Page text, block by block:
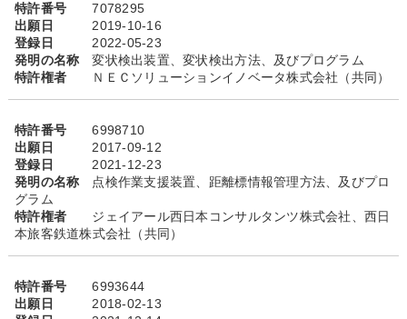
特許番号
7078295
出願日
2019-10-16
登録日
2022-05-23
発明の名称
変状検出装置、変状検出方法、及びプログラム
特許権者
ＮＥＣソリューションイノベータ株式会社（共同）
特許番号
6998710
出願日
2017-09-12
登録日
2021-12-23
発明の名称
点検作業支援装置、距離標情報管理方法、及びプロ
グラム
特許権者
ジェイアール西日本コンサルタンツ株式会社、西日
本旅客鉄道株式会社（共同）
特許番号
6993644
出願日
2018-02-13